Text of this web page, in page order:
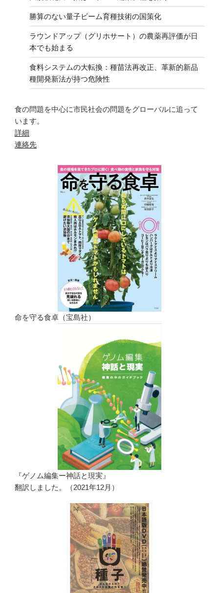
勝算のない量子ビーム育種技術の国策化
ラウンドアップ（グリホサート）の農薬再評価が日
本でも始まる
食料システムの大転換：種苗法再改正、革新的新品
種開発新法が持つ危険性
食の問題を中心に市民社会の問題をグローバルに追って
います。
詳細
連絡先
命を守る食卓（宝島社）
『ゲノム編集ー神話と現実』
翻訳しました。（2021年12月）